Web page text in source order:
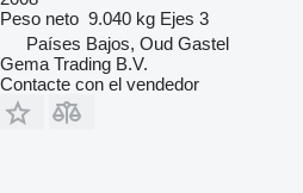
Peso neto 9.040 kg Ejes 3
Países Bajos, Oud Gastel
Gema Trading B.V.
Contacte con el vendedor